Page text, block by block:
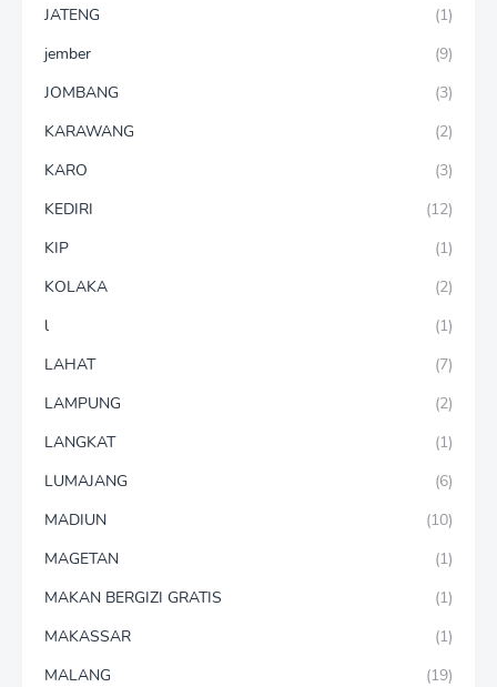
JATENG
(1)
jember
(9)
JOMBANG
(3)
KARAWANG
(2)
KARO
(3)
KEDIRI
(12)
KIP
(1)
KOLAKA
(2)
l
(1)
LAHAT
(7)
LAMPUNG
(2)
LANGKAT
(1)
LUMAJANG
(6)
MADIUN
(10)
MAGETAN
(1)
MAKAN BERGIZI GRATIS
(1)
MAKASSAR
(1)
MALANG
(19)